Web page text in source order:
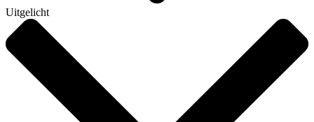
Uitgelicht